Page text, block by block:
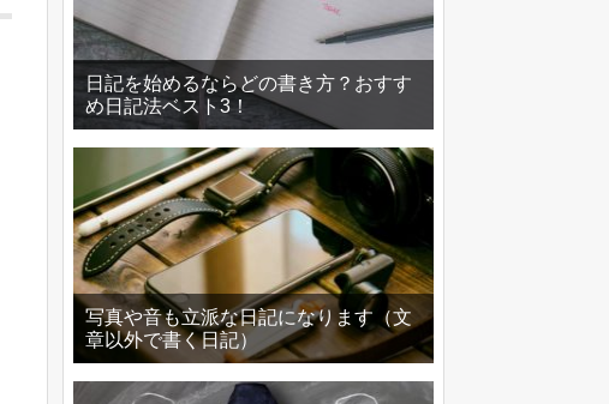
日記を始めるならどの書き方？おすす
め日記法ベスト3！
写真や音も立派な日記になります（文
章以外で書く日記）